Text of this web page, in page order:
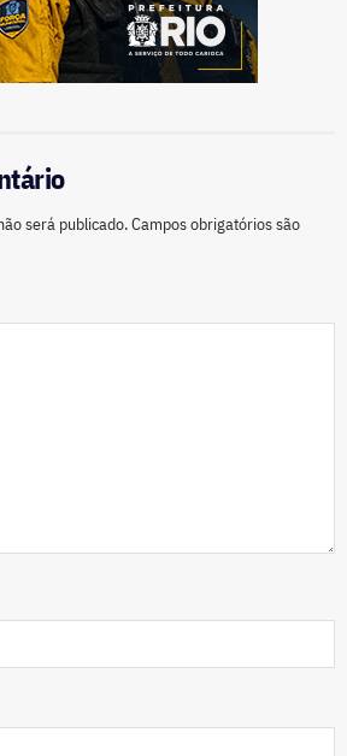
será publicado.Campos obrigatórios são